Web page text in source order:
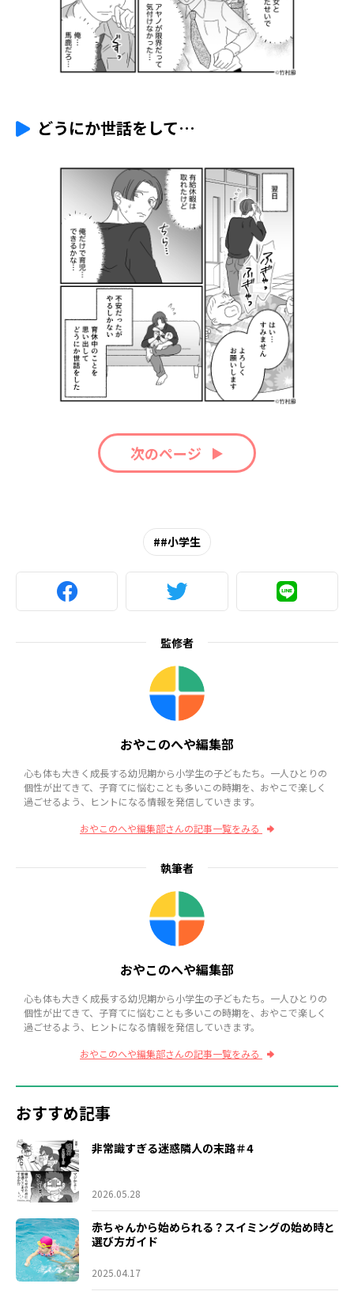
どうにか世話をして…
次のページ
#小学生
監修者
おやこのへや編集部
心も体も大きく成長する幼児期から小学生の子どもたち。一人ひとりの
個性が出てきて、子育てに悩むことも多いこの時期を、おやこで楽しく
過ごせるよう、ヒントになる情報を発信していきます。
おやこのへや編集部さんの記事一覧をみる
執筆者
おやこのへや編集部
心も体も大きく成長する幼児期から小学生の子どもたち。一人ひとりの
個性が出てきて、子育てに悩むことも多いこの時期を、おやこで楽しく
過ごせるよう、ヒントになる情報を発信していきます。
おやこのへや編集部さんの記事一覧をみる
おすすめ記事
非常識すぎる迷惑隣人の末路＃4
2026.05.28
赤ちゃんから始められる？スイミングの始め時と
選び方ガイド
2025.04.17